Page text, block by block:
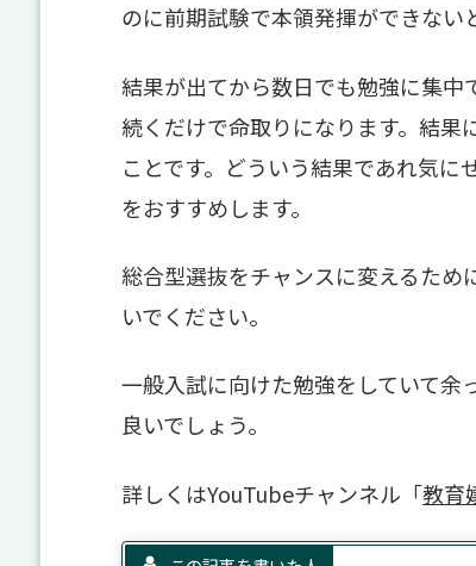
のに前期試験で本領発揮ができない
結果が出てから数日でも勉強に集
続くだけで命取りになります。結
ことです。どういう結果であれ気
をおすすめします。
総合型選抜をチャンスに変えるた
いでください。
一般入試に向けた勉強をしていて余
良いでしょう。
詳しくはYouTubeチャンネル「教育